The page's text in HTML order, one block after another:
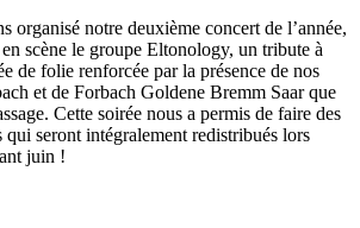
organisé notre deuxième concert de l’année,
scène le groupe Eltonology, un tribute à
de folie renforcée par la présence de nos
et de Forbach Goldene Bremm Saar que
Cette soirée nous a permis de faire des
qui seront intégralement redistribués lors
juin !